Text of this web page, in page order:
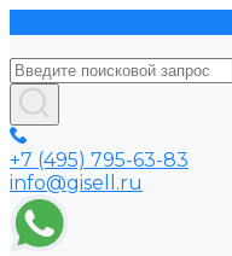
+7 (495) 795-63-83
info@gisell.ru